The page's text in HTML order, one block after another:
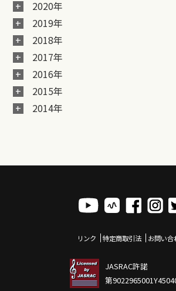
2020年
2019年
2018年
2017年
2016年
2015年
2014年
リンク 特定商取引法 お問い合
JASRAC許諾
第